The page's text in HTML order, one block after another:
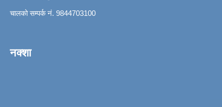
चालको सम्पर्क नं. 9844703100
नक्शा